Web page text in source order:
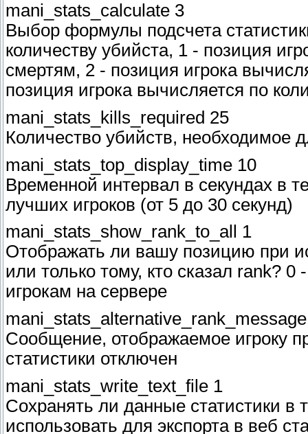
mani_stats_calculate 3
Выбор формулы подсчета
количеству убийста, 1 - позиция
смертям, 2 - позиция игрока
позиция игрока вычисляется по
mani_stats_kills_required 25
Количество убийств, необходимое
mani_stats_top_display_time 10
Временной интервал в секундах в
лучших игроков (от 5 до 30 секунд)
mani_stats_show_rank_to_all 1
Отображать ли вашу позицию при
или только тому, кто сказал rank?
игрокам на сервере
Сообщение, отображаемое игроку
статистики отключен
mani_stats_write_text_file 1
Сохранять ли данные статистики
использовать для экспорта в веб